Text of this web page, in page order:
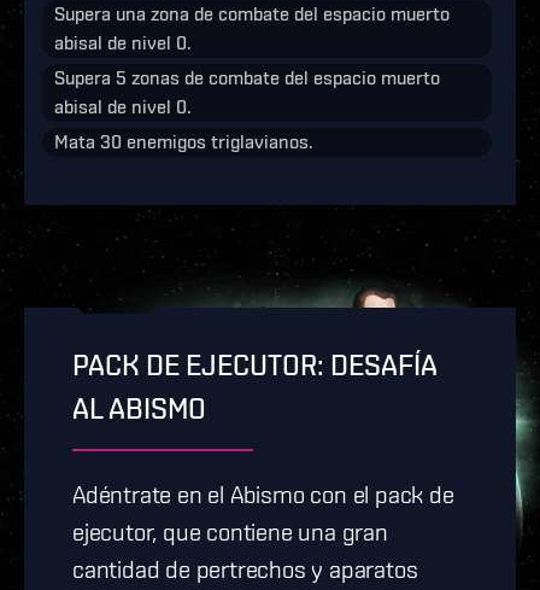
Supera una zona de combate del espacio muerto
abisal de nivel 0.
Supera 5 zonas de combate del espacio muerto
abisal de nivel 0.
Mata 30 enemigos triglavianos.
PACK DE EJECUTOR: DESAFÍA
AL ABISMO
Adéntrate en el Abismo con el pack de
ejecutor, que contiene una gran
cantidad de pertrechos y aparatos